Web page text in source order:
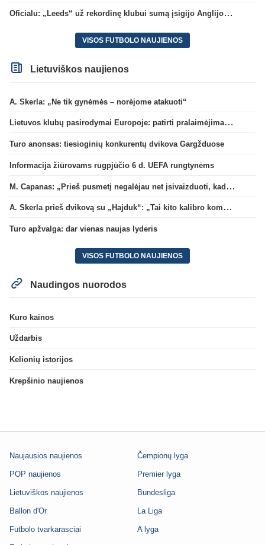
Oficialu: „Leeds“ už rekordinę klubui sumą įsigijo Anglijos rinktinės vartininką
VISOS FUTBOLO NAUJIENOS
Lietuviškos naujienos
A. Skerla: „Ne tik gynėmės – norėjome atakuoti“
Lietuvos klubų pasirodymai Europoje: patirti pralaimėjimai Kroatijos atstovams
Turo anonsas: tiesioginių konkurentų dvikova Gargžduose
Informacija žiūrovams rugpjūčio 6 d. UEFA rungtynėms
M. Capanas: „Prieš pusmetį negalėjau net įsivaizduoti, kad žaisime prieš „Hajduk“
A. Skerla prieš dvikovą su „Hajduk“: „Tai kito kalibro komanda“
Turo apžvalga: dar vienas naujas lyderis
VISOS FUTBOLO NAUJIENOS
Naudingos nuorodos
Kuro kainos
Uždarbis
Kelionių istorijos
Krepšinio naujienos
Naujausios naujienos
POP naujienos
Lietuviškos naujienos
Ballon d'Or
Futbolo tvarkarasciai
Čempionų lyga
Premier lyga
Bundesliga
La Liga
A lyga